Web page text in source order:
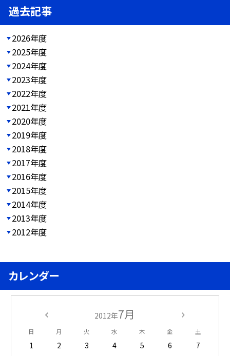
過去記事
2026年度
2025年度
2024年度
2023年度
2022年度
2021年度
2020年度
2019年度
2018年度
2017年度
2016年度
2015年度
2014年度
2013年度
2012年度
カレンダー
2012年7月
日 月 火 水 木 金 土
1 2 3 4 5 6
7